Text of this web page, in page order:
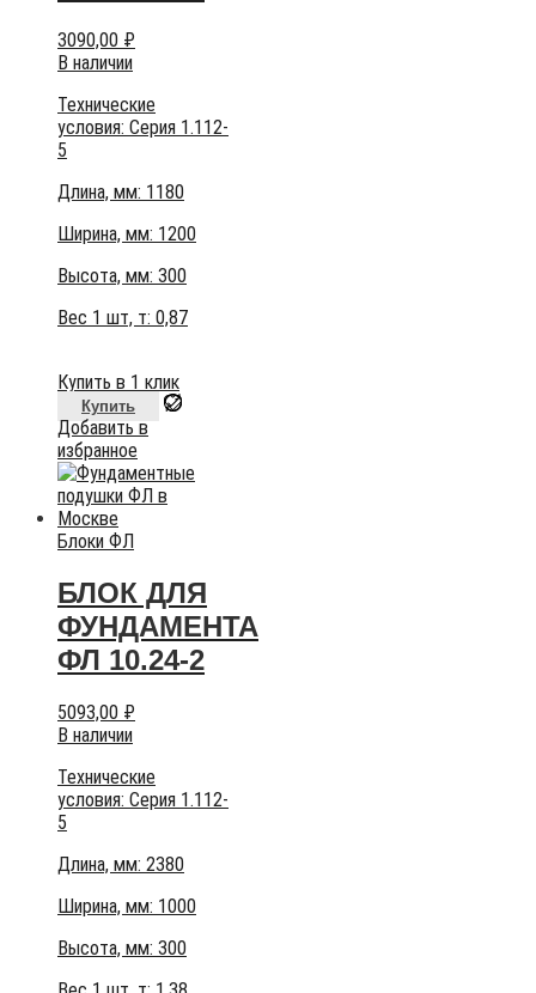
3090,00 ₽
В наличии
Технические
условия: Серия 1.112-
5
Длина, мм: 1180
Ширина, мм: 1200
Высота, мм: 300
Вес 1 шт, т: 0,87
Купить в 1 клик
Купить
Добавить в
избранное
Блоки ФЛ
БЛОК ДЛЯ
ФУНДАМЕНТА
ФЛ 10.24-2
5093,00 ₽
В наличии
Технические
условия: Серия 1.112-
5
Длина, мм: 2380
Ширина, мм: 1000
Высота, мм: 300